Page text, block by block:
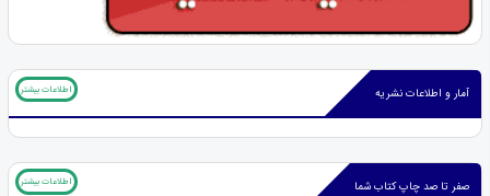
آمار و اطلاعات نشریه اطلاعات بیشتر
صفر تا صد چاپ کتاب شما اطلاعات بیشتر